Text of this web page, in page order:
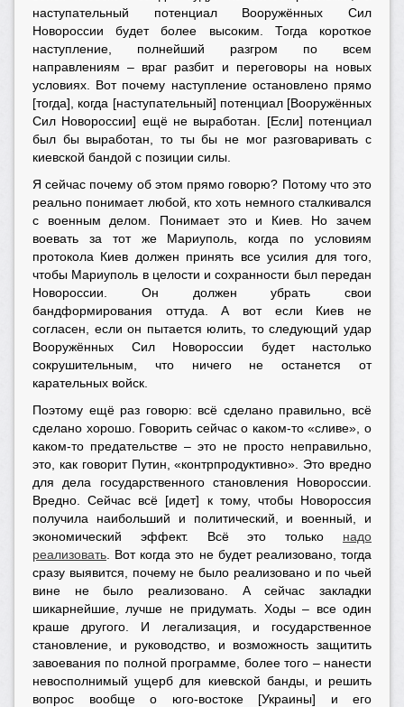
наступательный потенциал Вооружённых Сил
Новороссии будет более высоким. Тогда короткое
наступление, полнейший разгром по всем
направлениям – враг разбит и переговоры на новых
условиях. Вот почему наступление остановлено прямо
[тогда], когда [наступательный] потенциал [Вооружённых
Сил Новороссии] ещё не выработан. [Если] потенциал
был бы выработан, то ты бы не мог разговаривать с
киевской бандой с позиции силы.
Я сейчас почему об этом прямо говорю? Потому что это
реально понимает любой, кто хоть немного сталкивался
с военным делом. Понимает это и Киев. Но зачем
воевать за тот же Мариуполь, когда по условиям
протокола Киев должен принять все усилия для того,
чтобы Мариуполь в целости и сохранности был передан
Новороссии. Он должен убрать свои
бандформирования оттуда. А вот если Киев не
согласен, если он пытается юлить, то следующий удар
Вооружённых Сил Новороссии будет настолько
сокрушительным, что ничего не останется от
карательных войск.
Поэтому ещё раз говорю: всё сделано правильно, всё
сделано хорошо. Говорить сейчас о каком-то «сливе», о
каком-то предательстве – это не просто неправильно,
это, как говорит Путин, «контрпродуктивно». Это вредно
для дела государственного становления Новороссии.
Вредно. Сейчас всё [идет] к тому, чтобы Новороссия
получила наибольший и политический, и военный, и
экономический эффект. Всё это только надо
реализовать . Вот когда это не будет реализовано, тогда
сразу выявится, почему не было реализовано и по чьей
вине не было реализовано. А сейчас закладки
шикарнейшие, лучше не придумать. Ходы – все один
краше другого. И легализация, и государственное
становление, и руководство, и возможность защитить
завоевания по полной программе, более того – нанести
невосполнимый ущерб для киевской банды, и решить
вопрос вообще о юго-востоке [Украины] и его